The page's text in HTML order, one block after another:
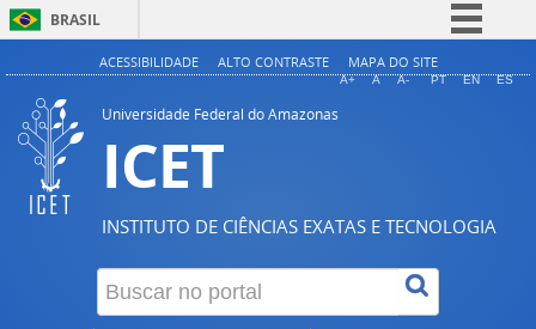
BRASIL
Simplifique!
ACESSIBILIDADE ALTO CONTRASTE MAPA DO SITE
A+ A A- PT EN ES
Universidade Federal do Amazonas
ICET
INSTITUTO DE CIÊNCIAS EXATAS E TECNOLOGIA